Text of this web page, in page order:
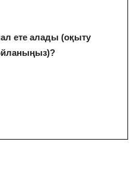
ете алады (оқыту